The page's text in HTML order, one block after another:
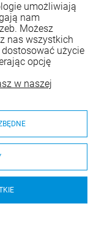
umożliwiają
nam
Możesz
nas wszystkich
użycie
opcję
w naszej